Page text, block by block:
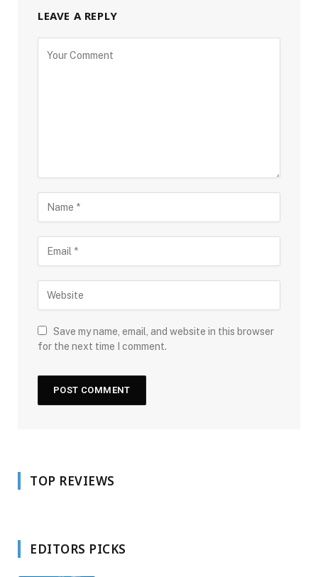
LEAVE A REPLY
Save my name, email, and website in this browser
for the next time I comment.
TOP REVIEWS
EDITORS PICKS